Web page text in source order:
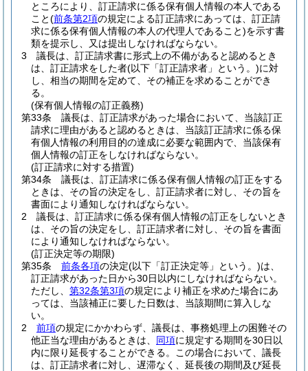
ところにより、訂正請求に係る保有個人情報の本人である
こと(前条第2項の規定による訂正請求にあっては、訂正請
求に係る保有個人情報の本人の代理人であること)を示す書
類を提示し、又は提出しなければならない。
3
議長は、訂正請求書に形式上の不備があると認めるとき
は、訂正請求をした者(以下「訂正請求者」という。)に対
し、相当の期間を定めて、その補正を求めることができ
る。
(保有個人情報の訂正義務)
第33条
議長は、訂正請求があった場合において、当該訂正
請求に理由があると認めるときは、当該訂正請求に係る保
有個人情報の利用目的の達成に必要な範囲内で、当該保有
個人情報の訂正をしなければならない。
(訂正請求に対する措置)
第34条
議長は、訂正請求に係る保有個人情報の訂正をする
ときは、その旨の決定をし、訂正請求者に対し、その旨を
書面により通知しなければならない。
2
議長は、訂正請求に係る保有個人情報の訂正をしないとき
は、その旨の決定をし、訂正請求者に対し、その旨を書面
により通知しなければならない。
(訂正決定等の期限)
第35条
前条各項の決定(以下「訂正決定等」という。)は、
訂正請求があった日から30日以内にしなければならない。
ただし、 第32条第3項の規定により補正を求めた場合にあ
っては、当該補正に要した日数は、当該期間に算入しな
い。
2
前項の規定にかかわらず、議長は、事務処理上の困難その
他正当な理由があるときは、 同項に規定する期間を30日以
内に限り延長することができる。
この場合において、議長
は、訂正請求者に対し、遅滞なく、延長後の期間及び延長